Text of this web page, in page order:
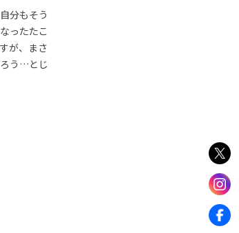
分もそう
ったたこ
が、まさ
う…とじ